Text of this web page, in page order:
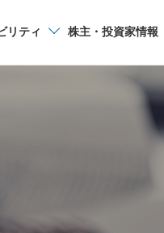
リティ 株主・投資家情報